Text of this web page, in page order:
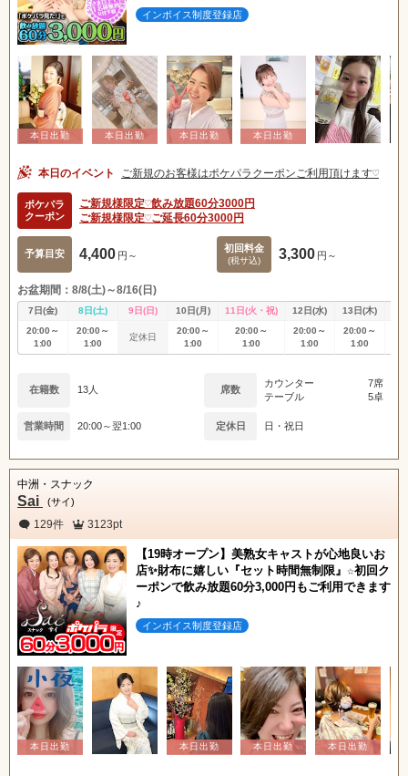
インボイス制度登録店
本日のイベント ご新規のお客様はポケパラクーポンご利用頂けます♡
ポケパラ
クーポン
ご新規様限定♡飲み放題60分3000円
ご新規様限定♡ご延長60分3000円
予算目安 4,400 円～
初回料金
(税サ込) 3,300 円～
お盆期間：8/8(土)～8/16(日)
7日(金) 8日(土) 9日(日) 10日(月) 11日(火・祝) 12日(水) 13日(木)
20:00～
1:00
20:00～
1:00
定休日
20:00～
1:00
20:00～
1:00
20:00～
1:00
20:00～
1:00
在籍数 13人 席数
カウンター
7席
テーブル
5卓
営業時間 20:00～翌1:00 定休日 日・祝日
中洲・スナック
Sai (サイ)
129件 3123pt
【19時オープン】美熟女キャストが心地良いお
店✨財布に嬉しい『セット時間無制限』☆初回ク
ーポンで飲み放題60分3,000円もご利用できます
♪
インボイス制度登録店